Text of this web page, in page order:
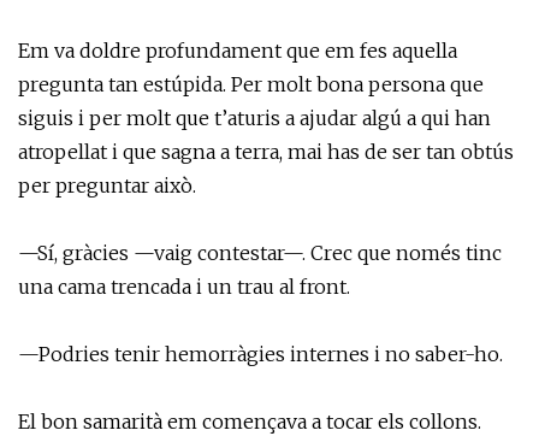
Em va doldre profundament que em fes aquella
pregunta tan estúpida. Per molt bona persona que
siguis i per molt que t’aturis a ajudar algú a qui han
atropellat i que sagna a terra, mai has de ser tan obtús
per preguntar això.
—Sí, gràcies —vaig contestar—. Crec que només tinc
una cama trencada i un trau al front.
—Podries tenir hemorràgies internes i no saber-ho.
El bon samarità em començava a tocar els collons.